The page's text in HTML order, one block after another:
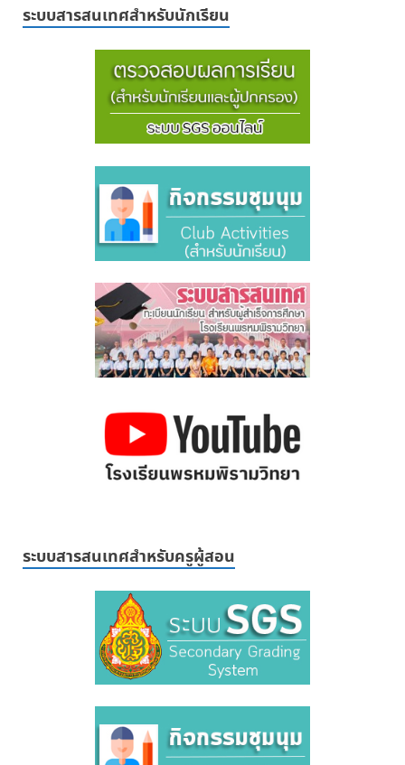
ระบบสารสนเทศสำหรับนักเรียน
ระบบสารสนเทศสำหรับครูผู้สอน